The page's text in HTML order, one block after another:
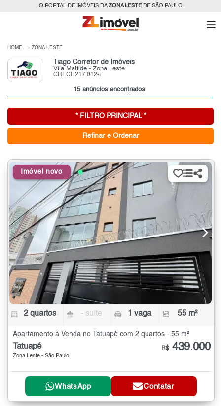
O PORTAL DE IMÓVEIS DAZONA LESTEDE SÃO PAULO
HOME ZONA LESTE
Tiago Corretor de Imóveis
Vila Matilde - Zona Leste
CRECI: 217.012-F
15 anúncios encontrados
* FILTRO PRINCIPAL *
Refinar e Ordenar
Imóvel novo
2 quartos - suíte 1 vaga 55 m²
Apartamento à Venda no Tatuapé com 2 quartos - 55 m²
Tatuapé
Zona Leste - São Paulo
R$ 439.000
WhatsApp Contatar